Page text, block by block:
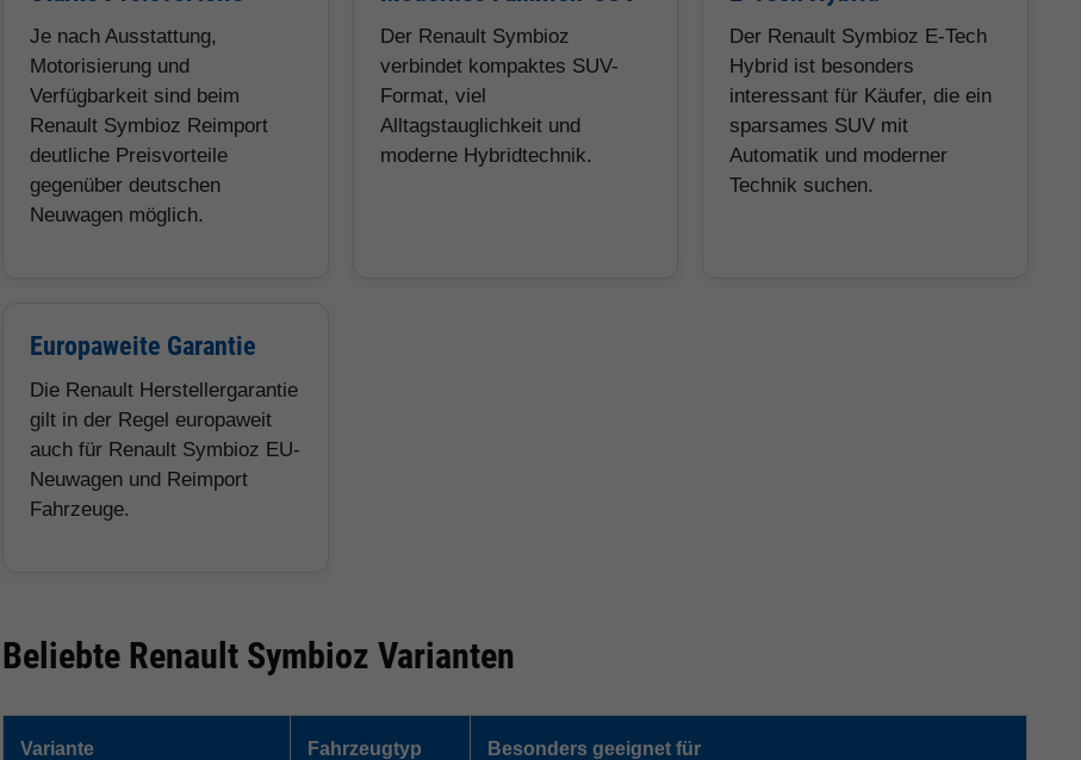
Je nach Ausstattung,
Motorisierung und
Verfügbarkeit sind beim
Renault Symbioz Reimport
deutliche Preisvorteile
gegenüber deutschen
Neuwagen möglich.
Der Renault Symbioz
verbindet kompaktes SUV-
Format, viel
Alltagstauglichkeit und
moderne Hybridtechnik.
Der Renault Symbioz E-Tech
Hybrid ist besonders
interessant für Käufer, die ein
sparsames SUV mit
Automatik und moderner
Technik suchen.
Europaweite Garantie
Die Renault Herstellergarantie
gilt in der Regel europaweit
auch für Renault Symbioz EU-
Neuwagen und Reimport
Fahrzeuge.
Beliebte Renault Symbioz Varianten
Variante Fahrzeugtyp Besonders geeignet für